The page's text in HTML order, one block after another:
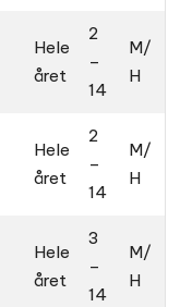
Hele
året
2
–
14
M/
H
Hele
året
2
–
14
M/
H
Hele
året
3
–
14
M/
H